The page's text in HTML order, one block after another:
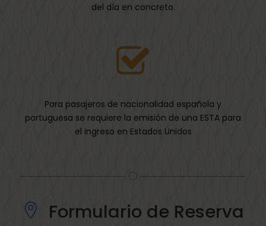
del día en concreto.
Para pasajeros de nacionalidad española y
portuguesa se requiere la emisión de una ESTA para
el ingreso en Estados Unidos
Formulario de Reserva